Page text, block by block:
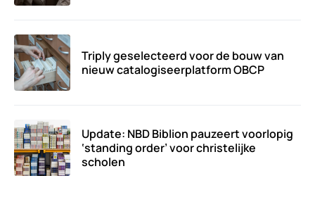
Triply geselecteerd voor de bouw van
nieuw catalogiseerplatform OBCP
Update: NBD Biblion pauzeert voorlopig
‘standing order’ voor christelijke
scholen